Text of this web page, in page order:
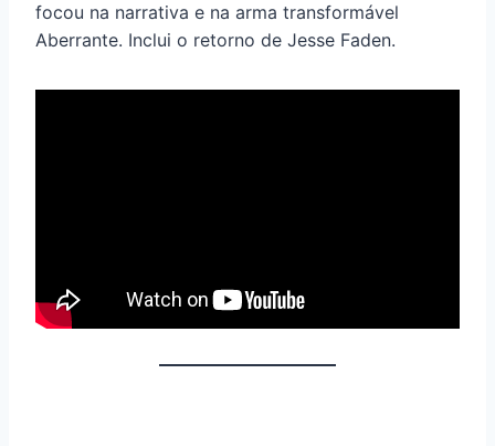
focou na narrativa e na arma transformável
Aberrante. Inclui o retorno de Jesse Faden.